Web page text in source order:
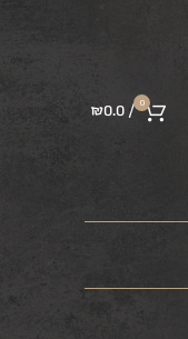
0
/
₪0.0